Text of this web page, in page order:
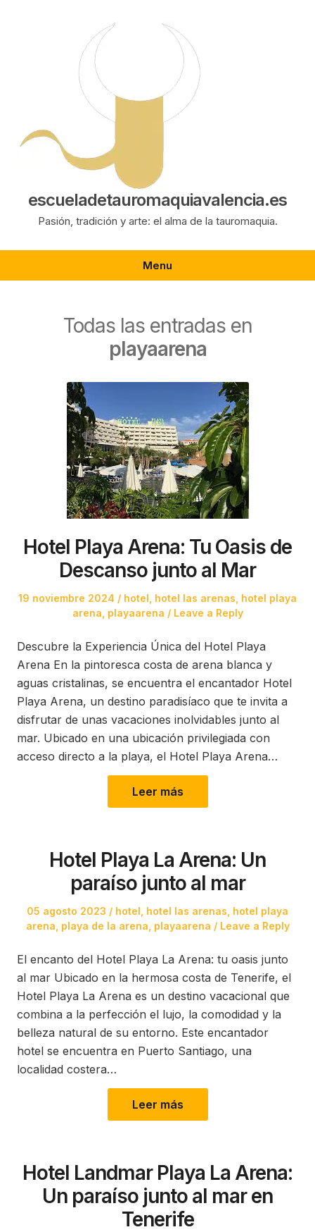
escueladetauromaquiavalencia.es
Pasión, tradición y arte: el alma de la tauromaquia.
Menu
Todas las entradas en
playaarena
Hotel Playa Arena: Tu Oasis de
Descanso junto al Mar
Posted
19 noviembre 2024
Posted
in
hotel hotel las arenas hotel playa
arena playaarena Leave a Reply
Descubre la Experiencia Única del Hotel Playa
Arena En la pintoresca costa de arena blanca y
aguas cristalinas, se encuentra el encantador Hotel
Playa Arena, un destino paradisíaco que te invita a
disfrutar de unas vacaciones inolvidables junto al
mar. Ubicado en una ubicación privilegiada con
acceso directo a la playa, el Hotel Playa Arena…
Leer más
Hotel Playa La Arena: Un
paraíso junto al mar
Posted
on
05 agosto 2023
Posted
in
hotel hotel las arenas hotel playa
arena playa de la arena playaarena Leave a Reply
El encanto del Hotel Playa La Arena: tu oasis junto
al mar Ubicado en la hermosa costa de Tenerife, el
Hotel Playa La Arena es un destino vacacional que
combina a la perfección el lujo, la comodidad y la
belleza natural de su entorno. Este encantador
hotel se encuentra en Puerto Santiago, una
localidad costera…
Leer más
Hotel Landmar Playa La Arena:
Un paraíso junto al mar en
Tenerife